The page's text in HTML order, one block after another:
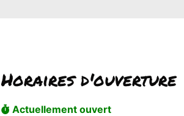
Horaires d'ouverture
Actuellement ouvert